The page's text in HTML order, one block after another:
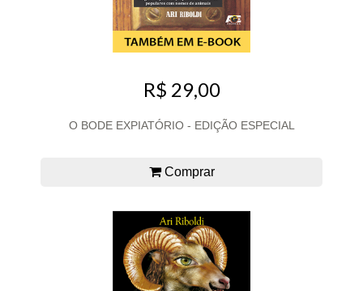
R$ 29,00
O BODE EXPIATÓRIO - EDIÇÃO ESPECIAL
Comprar